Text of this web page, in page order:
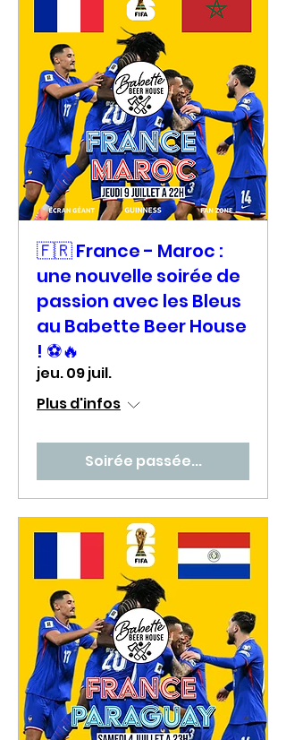
🇫🇷 France - Maroc :
une nouvelle soirée de
passion avec les Bleus
au Babette Beer House
! ⚽🔥
jeu. 09 juil.
Plus d'infos
Soirée passée...